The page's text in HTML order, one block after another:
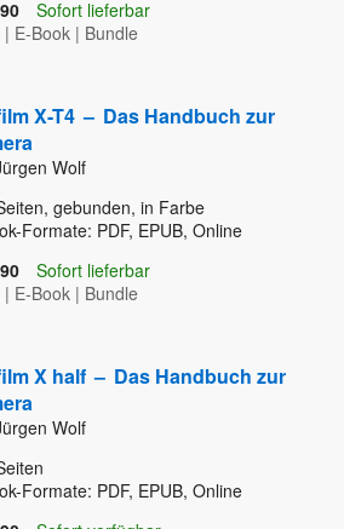
Sofort lieferbar
| E-Book | Bundle
X-T4 – Das Handbuch zur
Wolf
gebunden, in Farbe
Formate: PDF, EPUB, Online
Sofort lieferbar
| E-Book | Bundle
X half – Das Handbuch zur
Wolf
Formate: PDF, EPUB, Online